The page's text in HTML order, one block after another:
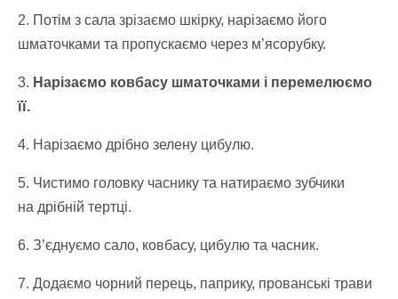
2. Потім з сала зрізаємо шкірку, нарізаємо його
шматочками та пропускаємо через м’ясорубку.
3. Нарізаємо ковбасу шматочками і перемелюємо
її.
4. Нарізаємо дрібно зелену цибулю.
5. Чистимо головку часнику та натираємо зубчики
на дрібній тертці.
6. З’єднуємо сало, ковбасу, цибулю та часник.
7. Додаємо чорний перець, паприку, прованські трави